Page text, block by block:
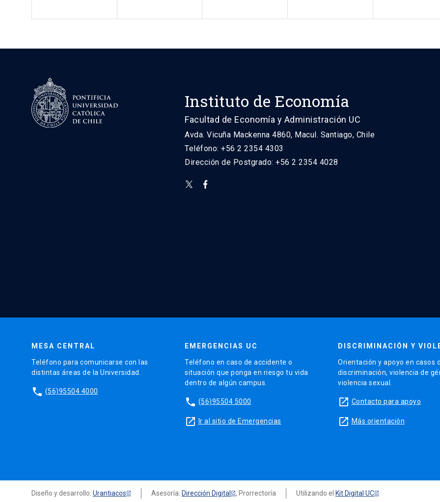
Instituto de Economía
Facultad de Economía y Administración UC
Avda. Vicuña Mackenna 4860, Macul. Santiago, Chile
Teléfono: +56 2 2354 4303
Dirección de Postgrado: +56 2 2354 4028
MESA CENTRAL
Teléfono para comunicarse con las
distintas áreas de la Universidad.
phone (56)95504 4000
EMERGENCIAS UC
Teléfono en caso de accidente o
situación que ponga en riesgo tu vida
dentro de algún campus.
phone (56)95504 5000
launch Ir al sitio de Emergencias
DISCRIMINACIÓN Y
Orientación y apoyo en casos
discriminación, violencia de
violencia sexual.
launch Contacto para apoyo
launch Más orientación
Diseño y desarrollo: Urantiacos Asesoría: Dirección Digital , Prorrectoría Utilizando el Kit Digital UC